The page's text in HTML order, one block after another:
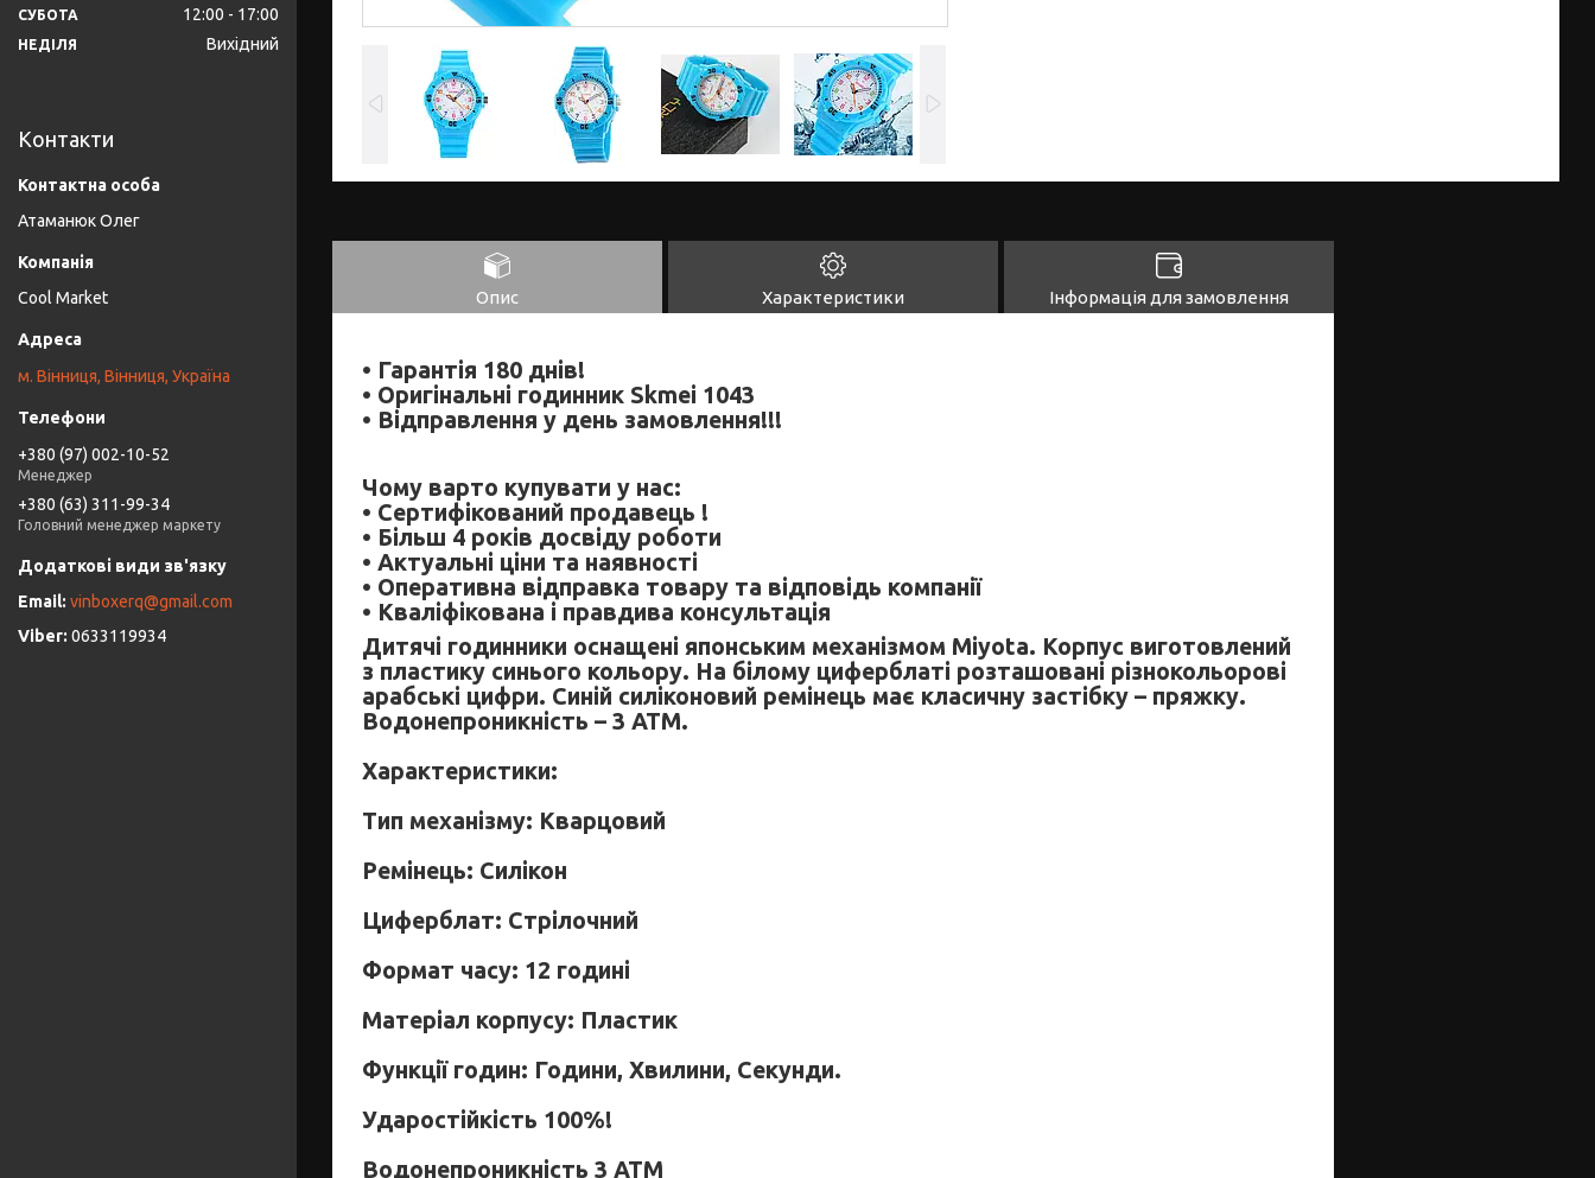
Опис Характеристики Інформація для замовлення
• Гарантія 180 днів!
• Оригінальні годинник Skmei 1043
• Відправлення у день замовлення!!!
Чому варто купувати у нас:
• Сертифікований продавець !
• Більш 4 років досвіду роботи
• Актуальні ціни та наявності
• Оперативна відправка товару та відповідь компанії
• Кваліфікована і правдива консультація
Дитячі годинники оснащені японським механізмом Miyota. Корпус виготовлений
з пластику синього кольору. На білому циферблаті розташовані різнокольорові
арабські цифри. Синій силіконовий ремінець має класичну застібку – пряжку.
Водонепроникність – 3 АТМ.
Характеристики:
Тип механізму: Кварцовий
Ремінець: Силікон
Циферблат: Стрілочний
Формат часу: 12 годині
Матеріал корпусу: Пластик
Функції годин: Години, Хвилини, Секунди.
Ударостійкість 100%!
Водонепроникність 3 АТМ
СУБОТА 12:00 17:00
НЕДІЛЯ Вихідний
Контакти
Атаманюк Олег
Cool Market
м. Вінниця, Вінниця, Україна
+380 (97) 002-10-52
Менеджер
+380 (63) 311-99-34
Головний менеджер маркету
vinboxerq@gmail.com
0633119934